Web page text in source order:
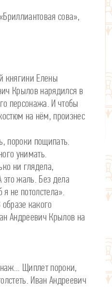
сова»,
княгини Елены
Крылов нарядился в
персонажа. И чтобы
на нём, произнес
пороки пощипать.
унимать.
ни глядела,
это жаль. Без дела
не потолстела».
образе какого
Андреевич Крылов на
Щиплет пороки,
Иван Андреевич